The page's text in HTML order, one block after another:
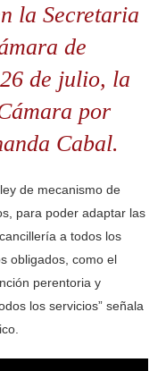
la Secretaria
de
de julio, la
por
Cabal.
de mecanismo de
para poder adaptar las
a todos los
obligados, como el
perentoria y
los servicios” señala